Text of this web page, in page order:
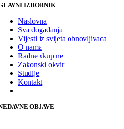
IZBORNIK
Naslovna
Sva događanja
Vijesti iz svijeta obnovljivaca
O nama
Radne skupine
Zakonski okvir
Studije
Kontakt
OBJAVE